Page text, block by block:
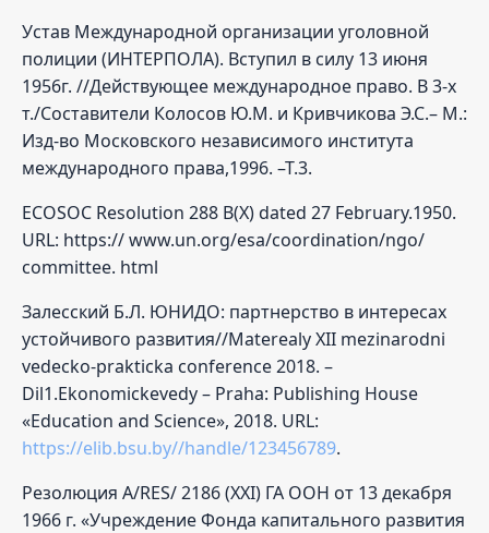
Устав Международной организации уголовной
полиции (ИНТЕРПОЛА). Вступил в силу 13 июня
1956г. //Действующее международное право. В 3-х
т./Составители Колосов Ю.М. и Кривчикова Э.С.– М.:
Изд-во Московского независимого института
международного права,1996. –Т.3.
ECOSOC Resolution 288 B(X) dated 27 February.1950.
URL: https:// www.un.org/esa/coordination/ngo/
committee. html
Залесский Б.Л. ЮНИДО: партнерство в интересах
устойчивого развития//Materealy XII mezinarodni
vedecko-prakticka conference 2018. –
Dil1.Ekonomickevedy – Praha: Publishing House
«Education and Science», 2018. URL:
https://elib.bsu.by//handle/123456789.
Резолюция A/RES/ 2186 (XXI) ГА ООН от 13 декабря
1966 г. «Учреждение Фонда капитального развития